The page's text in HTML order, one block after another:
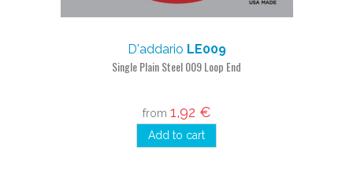
D'addario LE009
Single Plain Steel 009 Loop End
from 1,92 €
Add to cart